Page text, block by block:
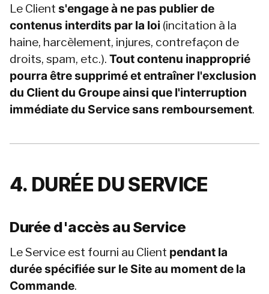
Le Client s'engage à ne pas publier de
contenus interdits par la loi (incitation à la
haine, harcèlement, injures, contrefaçon de
droits, spam, etc.). Tout contenu inapproprié
pourra être supprimé et entraîner l'exclusion
du Client du Groupe ainsi que l'interruption
immédiate du Service sans remboursement.
4. DURÉE DU SERVICE
Durée d'accès au Service
Le Service est fourni au Client pendant la
durée spécifiée sur le Site au moment de la
Commande.